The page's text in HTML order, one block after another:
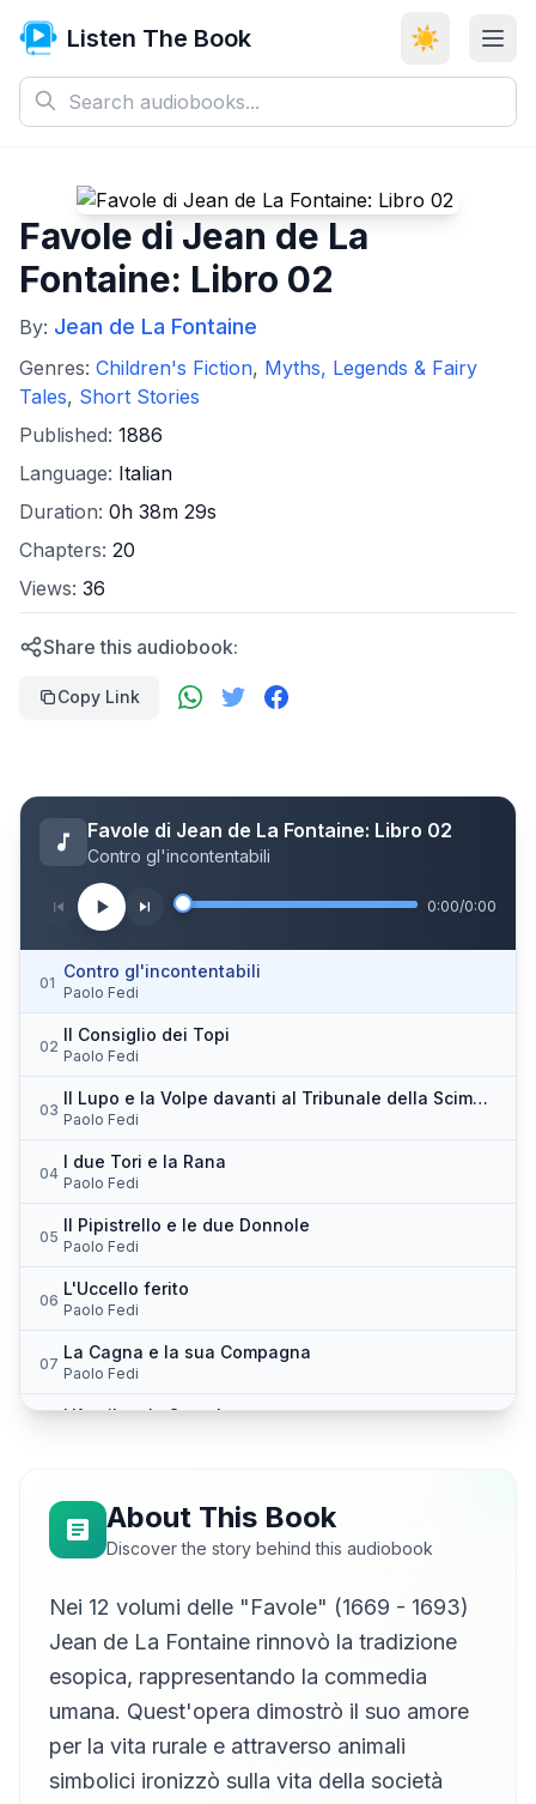
Listen The Book ☀️
Favole di Jean de La
Fontaine: Libro 02
By: Jean de La Fontaine
Genres: Children's Fiction, Myths, Legends & Fairy
Tales, Short Stories
Published: 1886
Language: Italian
Duration: 0h 38m 29s
Chapters: 20
Views: 36
Share this audiobook:
Copy Link
Favole di Jean de La Fontaine: Libro 02
Contro gl'incontentabili
0:00/0:00
01
Contro gl'incontentabili
Paolo Fedi
02
Il Consiglio dei Topi
Paolo Fedi
03
Il Lupo e la Volpe davanti al Tribunale della Scimmia
Paolo Fedi
04
I due Tori e la Rana
Paolo Fedi
05
Il Pipistrello e le due Donnole
Paolo Fedi
06
L'Uccello ferito
Paolo Fedi
07
La Cagna e la sua Compagna
Paolo Fedi
L'Aquila e lo Scarabeo
Paolo Fedi
10
L'Asino carico di spugne e l'Asino carico di sale
Paolo Fedi
Il Leone e il Topo
12
La Colomba e la Formica
Paolo Fedi
13
Paolo Fedi
About This Book
Discover the story behind this audiobook
Nei 12 volumi delle "Favole" (1669 - 1693)
Jean de La Fontaine rinnovò la tradizione
esopica, rappresentando la commedia
umana. Quest'opera dimostrò il suo amore
per la vita rurale e attraverso animali
simbolici ironizzò sulla vita della società